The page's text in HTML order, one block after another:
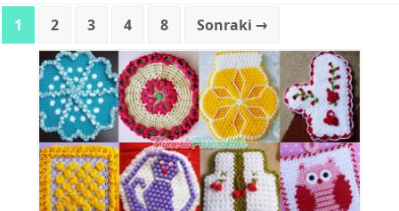
1 2 3 4 8 Sonraki →